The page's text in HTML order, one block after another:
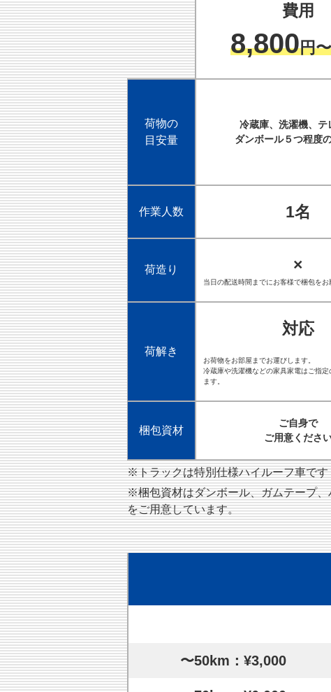
費用
8,800円〜
荷物の
目安量
冷蔵庫、洗濯機、テ
ダンボール５つ程度
作業人数 1名
荷造り ×
当日の配送時間までにお客様で梱包をお
荷解き
対応
お荷物をお部屋までお運びします。
冷蔵庫や洗濯機などの家具家電はご指定
ます。
梱包資材
ご自身で
ご用意くださ
※トラックは特別仕様ハイルーフ車で
※梱包資材はダンボール、ガムテープ、
をご用意しています。
〜50km：¥3,000